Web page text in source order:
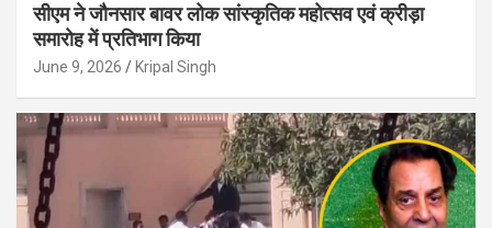
सीएम ने जौनसार बावर लोक सांस्कृतिक महोत्सव एवं क्रीड़ा
समारोह में प्रतिभाग किया
June 9, 2026 Kripal Singh